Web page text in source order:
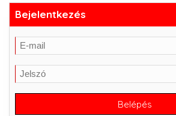
Bejelentkezés